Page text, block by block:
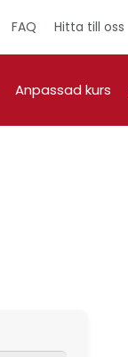
FAQ Hitta till oss
Anpassad kurs